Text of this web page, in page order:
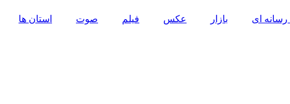
رسانه ای بازار عکس فیلم صوت
استان ها